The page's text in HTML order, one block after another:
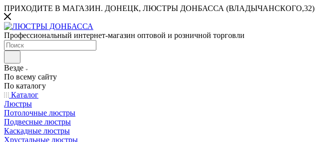
ПРИХОДИТЕ В МАГАЗИН. ДОНЕЦК, ЛЮСТРЫ ДОНБАССА (ВЛАДЫЧАНСКОГО,32)
Профессиональный интернет-магазин оптовой и розничной торговли
Везде
По всему сайту
По каталогу
Каталог
Люстры
Потолочные люстры
Подвесные люстры
Каскадные люстры
Хрустальные люстры